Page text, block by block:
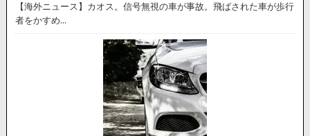
【海外ニュース】カオス。信号無視の車が事故。飛ばされた車が歩行
者をかすめ…